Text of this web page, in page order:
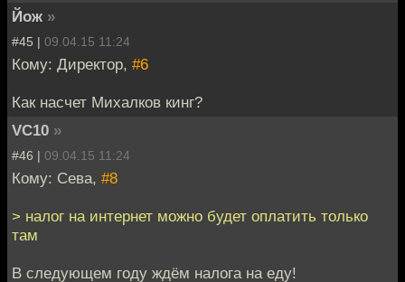
Йож »
#45 | 09.04.15 11:24
Кому: Директор, #6
Как насчет Михалков кинг?
VC10 »
#46 | 09.04.15 11:24
Кому: Сева, #8
> налог на интернет можно будет оплатить только
там
В следующем году ждём налога на еду!